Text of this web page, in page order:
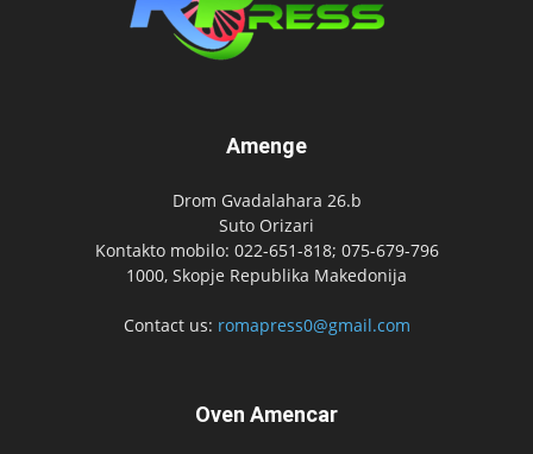
Amenge
Drom Gvadalahara 26.b
Suto Orizari
Kontakto mobilo: 022-651-818; 075-679-796
1000, Skopje Republika Makedonija
Contact us: romapress0@gmail.com
Oven Amencar